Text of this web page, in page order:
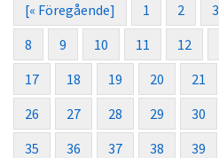
[« Föregående] 1 2 3
8
9 10 11 12
17
18 19 20 21
26
27 28 29 30
35
36 37 38 39